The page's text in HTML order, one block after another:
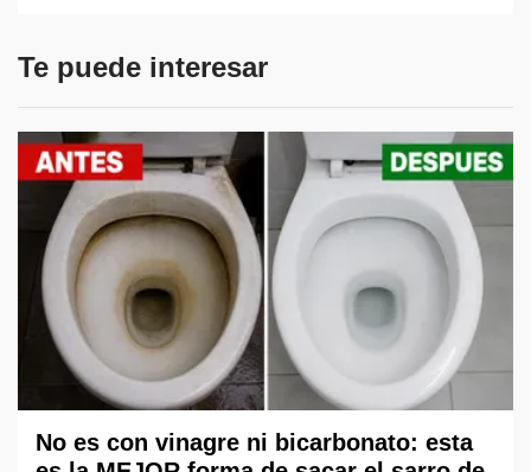
Te puede interesar
No es con vinagre ni bicarbonato: esta